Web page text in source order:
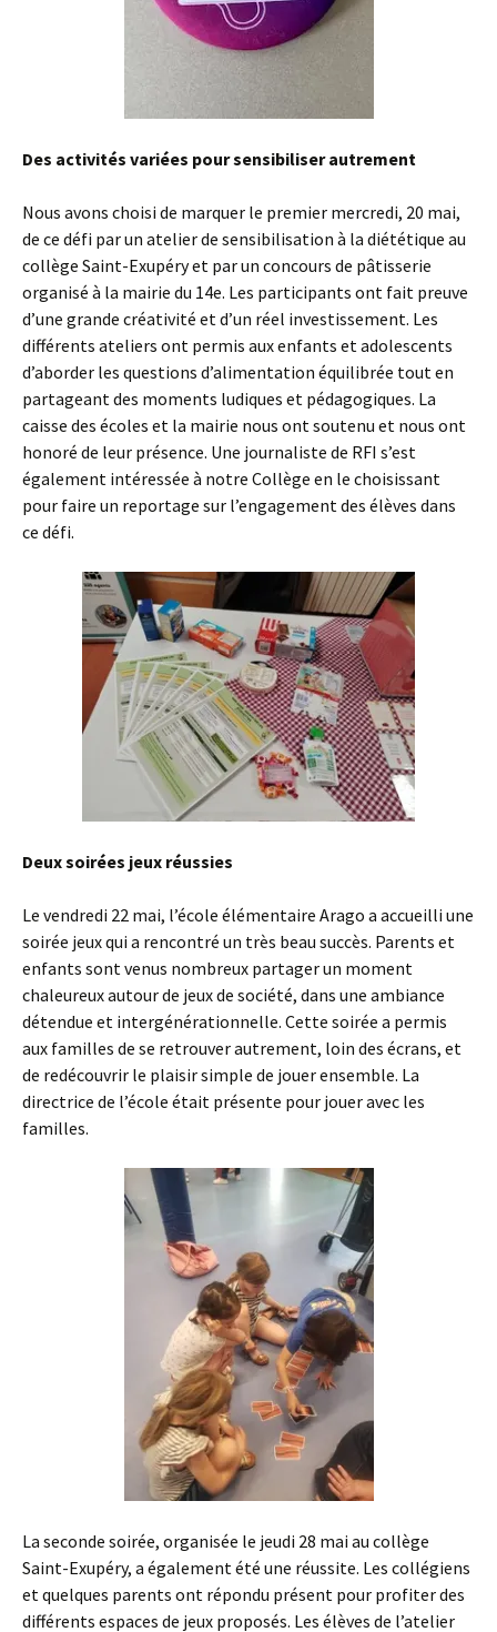
Des activités variées pour sensibiliser autrement
Nous avons choisi de marquer le premier mercredi, 20 mai,
de ce défi par un atelier de sensibilisation à la diététique au
collège Saint-Exupéry et par un concours de pâtisserie
organisé à la mairie du 14e. Les participants ont fait preuve
d’une grande créativité et d’un réel investissement. Les
différents ateliers ont permis aux enfants et adolescents
d’aborder les questions d’alimentation équilibrée tout en
partageant des moments ludiques et pédagogiques. La
caisse des écoles et la mairie nous ont soutenu et nous ont
honoré de leur présence. Une journaliste de RFI s’est
également intéressée à notre Collège en le choisissant
pour faire un reportage sur l’engagement des élèves dans
ce défi.
Deux soirées jeux réussies
Le vendredi 22 mai, l’école élémentaire Arago a accueilli une
soirée jeux qui a rencontré un très beau succès. Parents et
enfants sont venus nombreux partager un moment
chaleureux autour de jeux de société, dans une ambiance
détendue et intergénérationnelle. Cette soirée a permis
aux familles de se retrouver autrement, loin des écrans, et
de redécouvrir le plaisir simple de jouer ensemble. La
directrice de l’école était présente pour jouer avec les
familles.
La seconde soirée, organisée le jeudi 28 mai au collège
Saint-Exupéry, a également été une réussite. Les collégiens
et quelques parents ont répondu présent pour profiter des
différents espaces de jeux proposés. Les élèves de l’atelier